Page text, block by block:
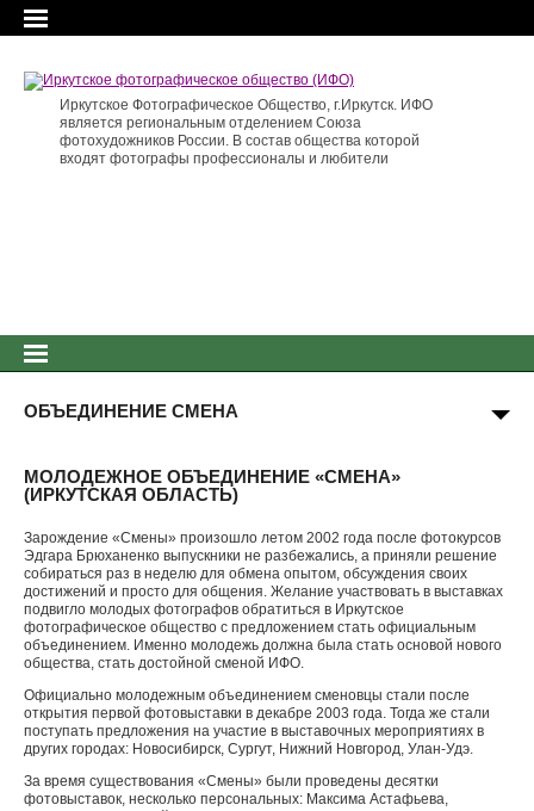
Иркутское Фотографическое Общество, г.Иркутск. ИФО
является региональным отделением Союза
фотохудожников России. В состав общества которой
входят фотографы профессионалы и любители
ОБЪЕДИНЕНИЕ СМЕНА
МОЛОДЕЖНОЕ ОБЪЕДИНЕНИЕ «СМЕНА»
(ИРКУТСКАЯ ОБЛАСТЬ)
Зарождение «Смены» произошло летом 2002 года после фотокурсов
Эдгара Брюханенко выпускники не разбежались, а приняли решение
собираться раз в неделю для обмена опытом, обсуждения своих
достижений и просто для общения. Желание участвовать в выставках
подвигло молодых фотографов обратиться в Иркутское
фотографическое общество с предложением стать официальным
объединением. Именно молодежь должна была стать основой нового
общества, стать достойной сменой ИФО.
Официально молодежным объединением сменовцы стали после
открытия первой фотовыставки в декабре 2003 года. Тогда же стали
поступать предложения на участие в выставочных мероприятиях в
других городах: Новосибирск, Сургут, Нижний Новгород, Улан-Удэ.
За время существования «Смены» были проведены десятки
фотовыставок, несколько персональных: Максима Астафьева,